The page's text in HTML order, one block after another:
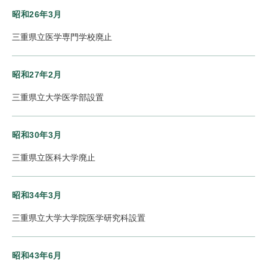
昭和26年3月
三重県立医学専門学校廃止
昭和27年2月
三重県立大学医学部設置
昭和30年3月
三重県立医科大学廃止
昭和34年3月
三重県立大学大学院医学研究科設置
昭和43年6月